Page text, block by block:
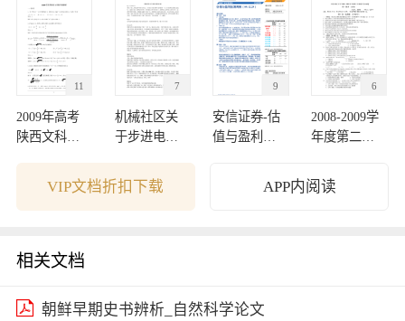
11
2009年高考
陕西文科数
7
机械社区关
于步进电机
9
安信证券-估
值与盈利监
6
2008-2009学
年度第二学
试卷
VIP文档折扣下载 APP内阅读
相关文档
朝鲜早期史书辨析_自然科学论文